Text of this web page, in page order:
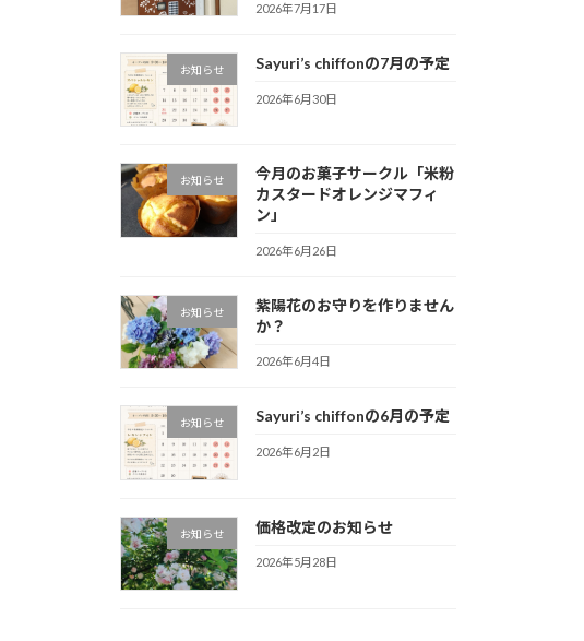
2026年7月17日
お知らせ Sayuri’s chiffonの7月の予定
2026年6月30日
お知らせ
今月のお菓子サークル「米粉
カスタードオレンジマフィ
ン」
2026年6月26日
お知らせ
紫陽花のお守りを作りません
か？
2026年6月4日
お知らせ Sayuri’s chiffonの6月の予定
2026年6月2日
お知らせ 価格改定のお知らせ
2026年5月28日